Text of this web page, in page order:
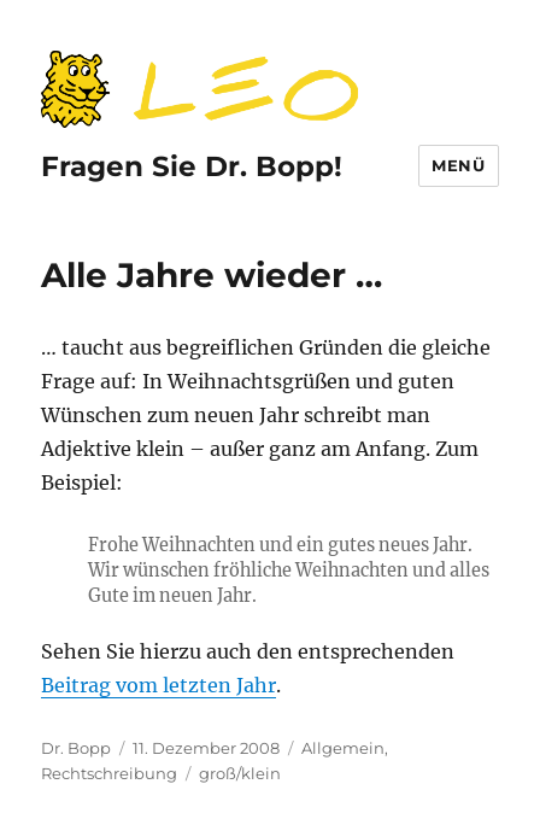
Fragen Sie Dr. Bopp! MENÜ
Alle Jahre wieder …
… taucht aus begreiflichen Gründen die gleiche
Frage auf: In Weihnachtsgrüßen und guten
Wünschen zum neuen Jahr schreibt man
Adjektive klein – außer ganz am Anfang. Zum
Beispiel:
Frohe Weihnachten und ein gutes neues Jahr.
Wir wünschen fröhliche Weihnachten und alles
Gute im neuen Jahr.
Sehen Sie hierzu auch den entsprechenden
Beitrag vom letzten Jahr.
Autor
Dr. Bopp
Veröffentlicht
am
11. Dezember 2008 Kategorien
Allgemein,
Rechtschreibung
Schlagwörter
groß/klein